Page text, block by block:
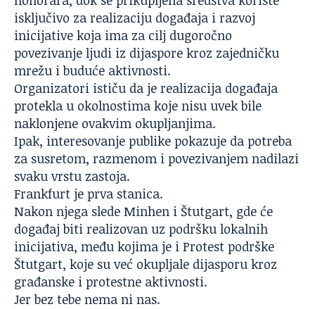
isključivo za realizaciju događaja i razvoj
inicijative koja ima za cilj dugoročno
povezivanje ljudi iz dijaspore kroz zajedničku
mrežu i buduće aktivnosti.
Organizatori ističu da je realizacija događaja
protekla u okolnostima koje nisu uvek bile
naklonjene ovakvim okupljanjima.
Ipak, interesovanje publike pokazuje da potreba
za susretom, razmenom i povezivanjem nadilazi
svaku vrstu zastoja.
Frankfurt je prva stanica.
Nakon njega slede Minhen i Štutgart, gde će
događaj biti realizovan uz podršku lokalnih
inicijativa, među kojima je i Protest podrške
Štutgart, koje su već okupljale dijasporu kroz
građanske i protestne aktivnosti.
Jer bez tebe nema ni nas.